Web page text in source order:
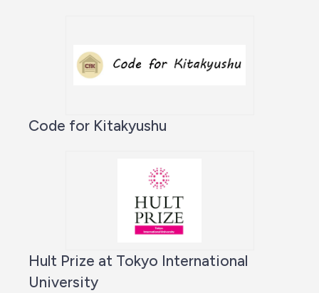
Code for Kitakyushu
Hult Prize at Tokyo International
University